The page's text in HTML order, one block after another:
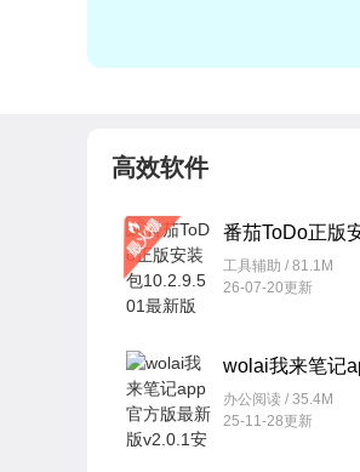
高效软件
工具辅助 / 81.1M
26-07-20更新
办公阅读 / 35.4M
25-11-28更新